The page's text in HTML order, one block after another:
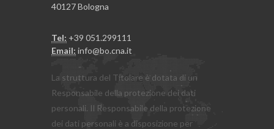
40127 Bologna
Tel: +39 051.299111
Email: info@bo.cna.it
La struttura del Titolare è dotata di un
Responsabile della protezione dei dati
personali. Il Responsabile della protezione
dei dati personali è a disposizione per